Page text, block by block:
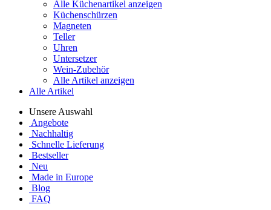
Alle Küchenartikel anzeigen
Küchenschürzen
Magneten
Teller
Uhren
Untersetzer
Wein-Zubehör
Alle Artikel anzeigen
Alle Artikel
Unsere Auswahl
Angebote
Nachhaltig
Schnelle Lieferung
Bestseller
Neu
Made in Europe
Blog
FAQ